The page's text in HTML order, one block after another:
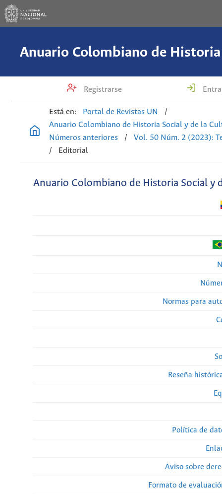
Registrarse
Está en: Portal de Revistas UN
/
Anuario Colombiano de Historia Social y de la
Números anteriores
/
Vol. 50 Núm. 2 (2023):
/
Editorial
Anuario Colombiano de Historia Social y
Normas para
Reseña
Política de
Aviso sobre
Formato de